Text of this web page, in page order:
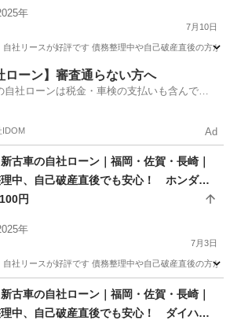
年
7月10日
社リースが好評です 債務整理中や自己破産直後の方
車両
ローン】審査通らない方へ
自社ローンは税金・車検の支払いも含んでい
IDOM Ad
古車の自社ローン｜福岡・佐賀・長崎｜
中、自己破産直後でも安心！ ホンダ N
年式
円
年
7月3日
社リースが好評です 債務整理中や自己破産直後の方
車両
古車の自社ローン｜福岡・佐賀・長崎｜
中、自己破産直後でも安心！ ダイハ